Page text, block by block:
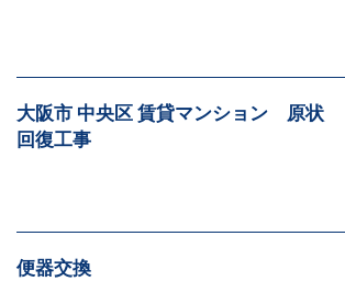
大阪市 中央区 賃貸マンション 原状
回復工事
便器交換